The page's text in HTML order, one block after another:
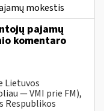
mokestis
pajamų
komentaro
Lietuvos
— VMI prie FM),
Respublikos